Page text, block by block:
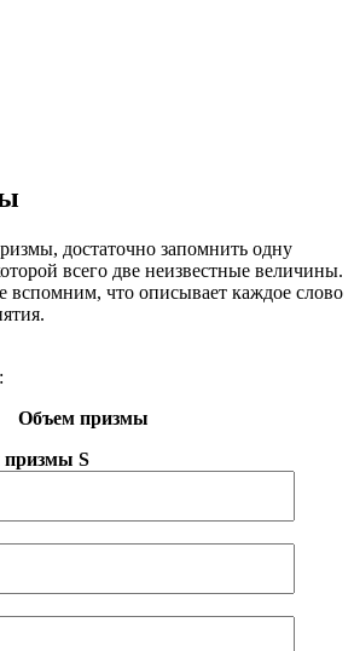
достаточно запомнить одну
всего две неизвестные величины.
вспомним, что описывает каждое слово
Объем призмы
призмы S